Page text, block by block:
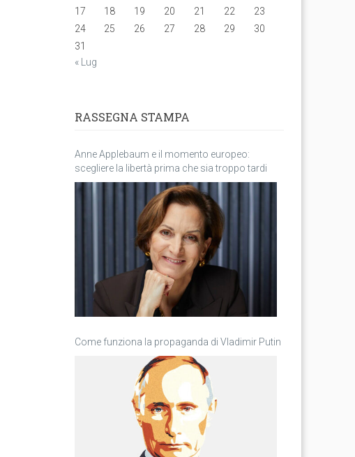
17
18 19 20 21 22
23
24
25 26 27 28 29
30
31
« Lug
RASSEGNA STAMPA
Anne Applebaum e il momento europeo:
scegliere la libertà prima che sia troppo tardi
Come funziona la propaganda di Vladimir Putin